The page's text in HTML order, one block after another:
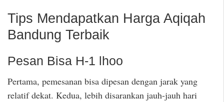
Tips Mendapatkan Harga Aqiqah
Bandung Terbaik
Pesan Bisa H-1 lhoo
Pertama, pemesanan bisa dipesan dengan jarak yang
relatif dekat. Kedua, lebih disarankan jauh-jauh hari